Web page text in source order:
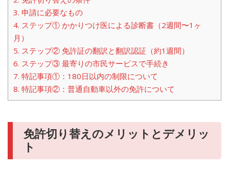
3. 申請に必要なもの
4. ステップ① かかりつけ医による診断書（2週間〜1ヶ
月）
5. ステップ② 免許証の翻訳と翻訳認証（約1週間）
6. ステップ③ 最寄りの市民サービスで手続き
7. 特記事項①：180日以内の制限について
8. 特記事項②：普通自動車以外の免許について
免許切り替えのメリットとデメリッ
ト